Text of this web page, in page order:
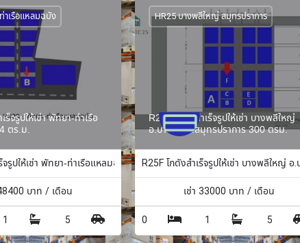
ร็จรูปให้เช่า พัทยา-ท่าเรือ
ตร.ม.
าเรือแหลมฉบัง
จรูปให้เช่า พัทยา-ท่าเรือแหลมฉบัง 484 ตร.ม.
บาท / เดือน
1 5
R25F โกดังสำเร็จรูปให้เช่า บางพลีใหญ่
อ.บางพลี จ.สมุทรปราการ 300 ตรม.
HR25 บางพลีใหญ่ สมุทรปราการ
R25F โกดังสำเร็จรูปให้เช่า บางพลีใหญ่
เช่า 33000 บาท / เดือน
0
1 5